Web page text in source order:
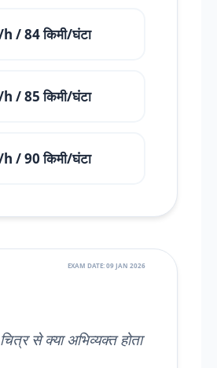
/ 84 किमी/घंटा
/ 85 किमी/घंटा
/ 90 किमी/घंटा
EXAM DATE: 09 JAN 2026
से क्या अभिव्यक्त होता